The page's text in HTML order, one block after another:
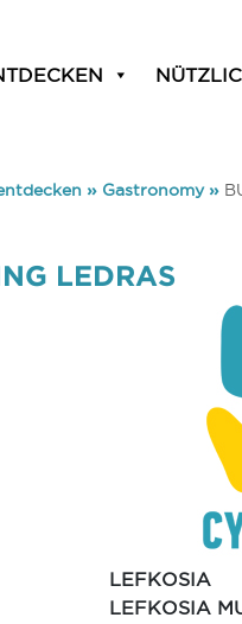
» Gastronomy»
LEDRAS
LEFKOSIA
LEFKOSIA